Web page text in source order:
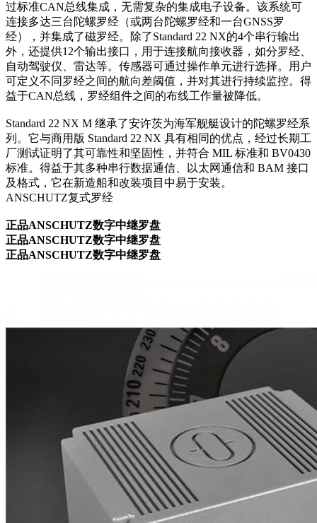
过标准CAN总线集成，无需复杂的集成电子设备。该系统可
连接多达三台陀螺罗经（或两台陀螺罗经和一台GNSS罗
经），并集成了磁罗经。除了Standard 22 NX的4个串行输出
外，还提供12个输出接口，用于连接航向接收器，如分罗经、
自动驾驶仪、雷达等。传感器可通过操作单元进行选择。用户
可定义不同罗经之间的航向差阈值，并对其进行持续监控。得
益于CAN总线，罗经组件之间的布线工作量被降低。
Standard 22 NX M 继承了安许茨为海军舰艇设计的陀螺罗经系
列。它与商用版 Standard 22 NX 具有相同的优点，经过长期工
厂测试证明了其可靠性和坚固性，并符合 MIL 标准和 BV0430
标准。得益于其多种串行数据通信、以太网通信和 BAM 接口
及格式，它在新造船和改装项目中易于安装。
ANSCHUTZ复式罗经
正品ANSCHUTZ数字中继罗盘
正品ANSCHUTZ数字中继罗盘
正品ANSCHUTZ数字中继罗盘